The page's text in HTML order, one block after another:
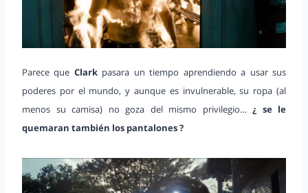
Parece que Clarkpasara un tiempo aprendiendo a usar sus
poderes por el mundo, y aunque es invulnerable, su ropa (al
menos su camisa) no goza del mismo privilegio… ¿ se le
quemaran también los pantalones ?